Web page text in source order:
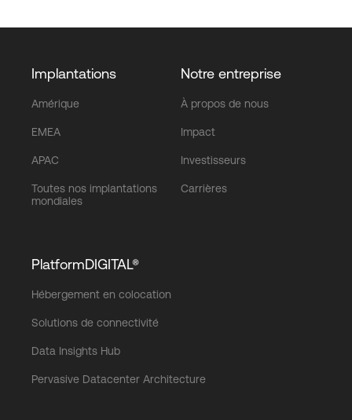
Implantations
Amérique
EMEA
APAC
Toutes nos implantations
mondiales
Notre entreprise
À propos de nous
Impact
Investisseurs
Carrières
PlatformDIGITAL®
Hébergement en colocation
Solutions de connectivité
Data Insights Hub
Pervasive Datacenter Architecture